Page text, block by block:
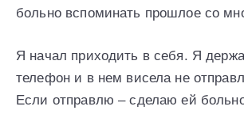
больно вспоминать прошлое со
Я начал приходить в себя. Я
телефон и в нем висела не
Если отправлю – сделаю ей